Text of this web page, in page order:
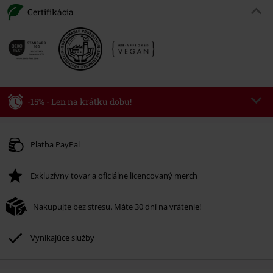
Certifikácia
-15% - Len na krátku dobu!
Platné do 8/9/26
Po zadaní kódu v košíku, sa zľava uplatní automaticky.
Nemožno kombinovať s inými akciovými kódmi. Zľava sa nevzťahuje na:
knihy, médiá, vstupenky, Rammstein, (Till) Lindemann, Böhse Onkelz,
ktorých kúpou podporíte nadáciu.
Platba PayPal
Exkluzívny tovar a oficiálne licencovaný merch
Nakupujte bez stresu. Máte 30 dní na vrátenie!
Vynikajúce služby